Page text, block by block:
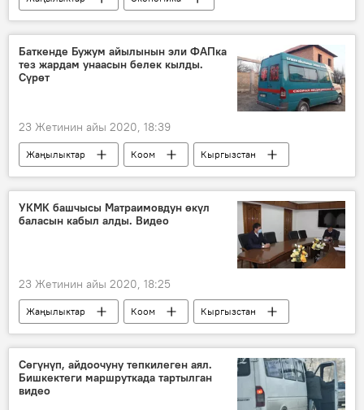
Кыргызстан
Чүй облусу
портал
Баткенде Бужум айылынын эли ФАПка
тез жардам унаасын белек кылды.
Сүрөт
23 Жетинин айы 2020, 18:39
Жаңылыктар Коом
Кыргызстан
Баткен облусу
Бужум
тез жардам
унаа
белек
УКМК башчысы Матраимовдун өкүл
баласын кабыл алды. Видео
23 Жетинин айы 2020, 18:25
Жаңылыктар Коом
Кыргызстан
Кара-Суу району
УКМК
Камчыбек Ташиев
Сөгүнүп, айдоочуну тепкилеген аял.
Бишкектеги маршруткада тартылган
видео